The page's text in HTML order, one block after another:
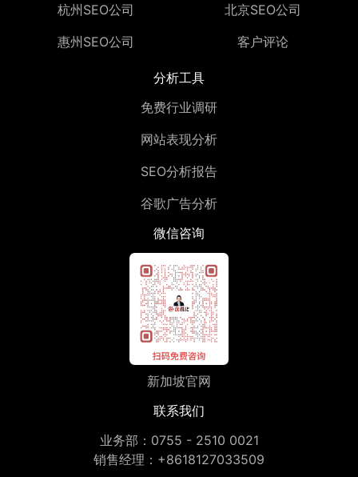
杭州SEO公司
惠州SEO公司
北京SEO公司
客户评论
分析工具
免费行业调研
网站表现分析
SEO分析报告
谷歌广告分析
微信咨询
新加坡官网
联系我们
业务部： 0755 - 2510 0021
销售经理： +8618127033509